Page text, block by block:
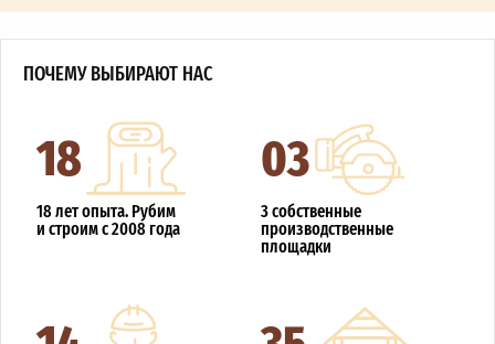
ПОЧЕМУ ВЫБИРАЮТ НАС
18
18 лет опыта. Рубим
и строим с 2008 года
03
3 собственные
производственные
площадки